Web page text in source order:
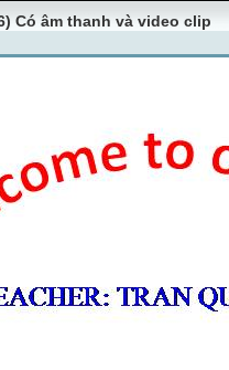
Có âm thanh và video clip